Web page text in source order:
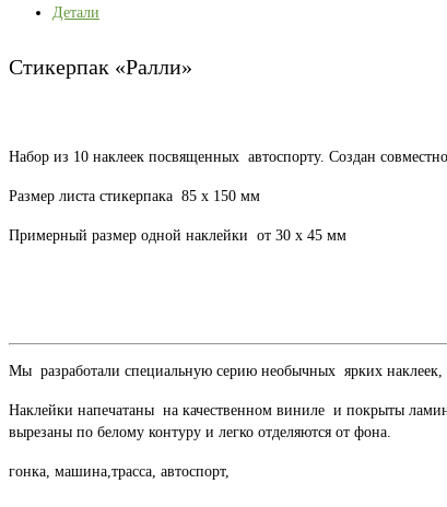
Детали
Стикерпак «Ралли»
Набор из 10 наклеек посвященных автоспорту. Создан
Размер листа стикерпака 85 х 150 мм
Примерный размер одной наклейки от 30 х 45 мм
Мы разработали специальную серию необычных ярких наклеек,
Наклейки напечатаны на качественном виниле и покрыты
вырезаны по белому контуру и легко отделяются от фона.
гонка, машина,трасса, автоспорт,